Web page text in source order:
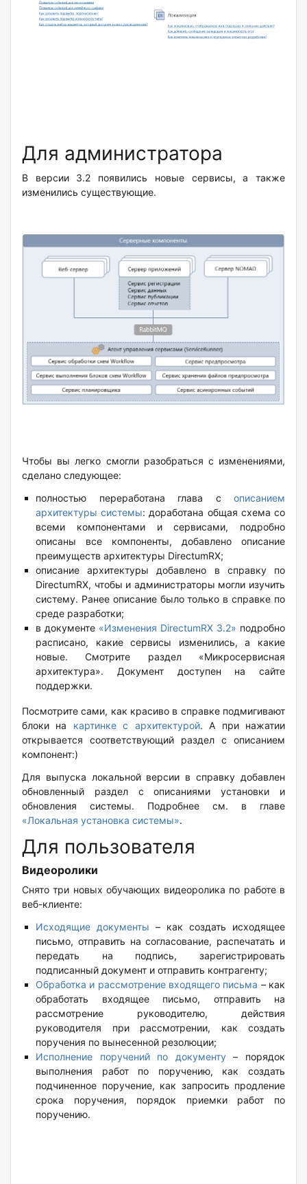
Для администратора
В версии 3.2 появились новые сервисы, а также
изменились существующие.
Чтобы вы легко смогли разобраться с изменениями,
сделано следующее:
полностью переработана глава с описанием
архитектуры системы: доработана общая схема со
всеми компонентами и сервисами, подробно
описаны все компоненты, добавлено описание
преимуществ архитектуры DirectumRX;
описание архитектуры добавлено в справку по
DirectumRX, чтобы и администраторы могли изучить
систему. Ранее описание было только в справке по
среде разработки;
в документе «Изменения DirectumRX 3.2» подробно
расписано, какие сервисы изменились, а какие
новые. Смотрите раздел «Микросервисная
архитектура». Документ доступен на сайте
поддержки.
Посмотрите сами, как красиво в справке подмигивают
блоки на картинке с архитектурой. А при нажатии
открывается соответствующий раздел с описанием
компонент:)
Для выпуска локальной версии в справку добавлен
обновленный раздел с описаниями установки и
обновления системы. Подробнее см. в главе
«Локальная установка системы».
Для пользователя
Видеоролики
Снято три новых обучающих видеоролика по работе в
веб-клиенте:
Исходящие документы – как создать исходящее
письмо, отправить на согласование, распечатать и
передать на подпись, зарегистрировать
подписанный документ и отправить контрагенту;
Обработка и рассмотрение входящего письма – как
обработать входящее письмо, отправить на
рассмотрение руководителю, действия
руководителя при рассмотрении, как создать
поручения по вынесенной резолюции;
Исполнение поручений по документу– порядок
выполнения работ по поручению, как создать
подчиненное поручение, как запросить продление
срока поручения, порядок приемки работ по
поручению.